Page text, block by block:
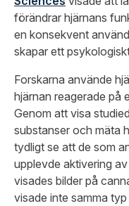
förändrar hjärnans
en konsekvent
skapar ett
Forskarna använde
hjärnan reagerade på
Genom att visa
substanser och mäta
tydligt se att de som
upplevde aktivering
visades bilder på
visade inte samma